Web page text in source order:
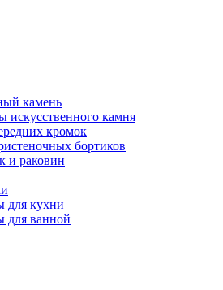
камень
искусственного камня
кромок
бортиков
и раковин
для кухни
для ванной